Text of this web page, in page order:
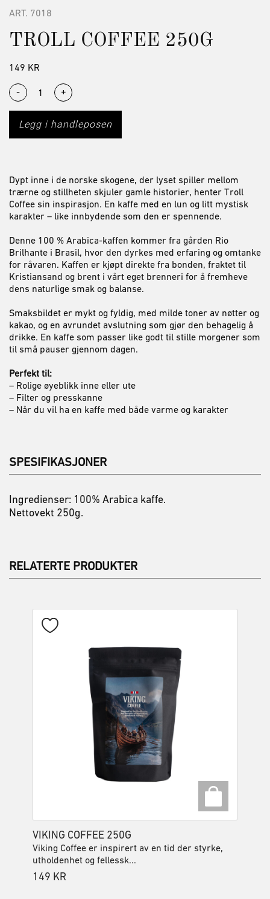
ART. 7018
TROLL COFFEE 250G
149 KR
- +
Legg i handleposen
Dypt inne i de norske skogene, der lyset spiller mellom
trærne og stillheten skjuler gamle historier, henter Troll
Coffee sin inspirasjon. En kaffe med en lun og litt mystisk
karakter – like innbydende som den er spennende.
Denne 100 % Arabica-kaffen kommer fra gården Rio
Brilhante i Brasil, hvor den dyrkes med erfaring og omtanke
for råvaren. Kaffen er kjøpt direkte fra bonden, fraktet til
Kristiansand og brent i vårt eget brenneri for å fremheve
dens naturlige smak og balanse.
Smaksbildet er mykt og fyldig, med milde toner av nøtter og
kakao, og en avrundet avslutning som gjør den behagelig å
drikke. En kaffe som passer like godt til stille morgener som
til små pauser gjennom dagen.
Perfekt til:
– Rolige øyeblikk inne eller ute
– Filter og presskanne
– Når du vil ha en kaffe med både varme og karakter
SPESIFIKASJONER
Ingredienser: 100% Arabica kaffe.
Nettovekt 250g.
RELATERTE PRODUKTER
VIKING COFFEE 250G
Viking Coffee er inspirert av en tid der styrke,
utholdenhet og fellessk...
149 KR